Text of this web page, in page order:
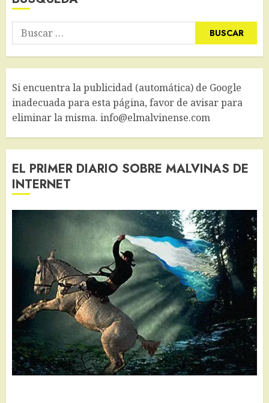
Buscar:
Si encuentra la publicidad (automática) de Google
inadecuada para esta página, favor de avisar para
eliminar la misma. info@elmalvinense.com
EL PRIMER DIARIO SOBRE MALVINAS DE
INTERNET